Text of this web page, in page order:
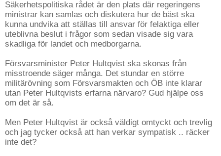
Säkerhetspolitiska rådet är den plats där regeringens
ministrar kan samlas och diskutera hur de bäst ska
kunna undvika att ställas till ansvar för felaktiga eller
uteblivna beslut i frågor som sedan visade sig vara
skadliga för landet och medborgarna.
Försvarsminister Peter Hultqvist ska skonas från
misstroende säger många. Det stundar en större
militärövning som Försvarsmakten och ÖB inte klarar
utan Peter Hultqvists erfarna närvaro? Gud hjälpe oss
om det är så.
Men Peter Hultqvist är också väldigt omtyckt och trevlig
och jag tycker också att han verkar sympatisk .. räcker
inte det?